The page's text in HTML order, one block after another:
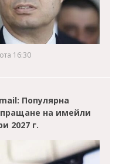
16:30
Популярна
на имейли
2027 г.